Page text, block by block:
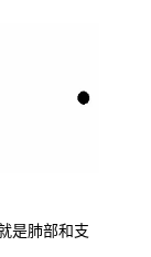
是肺部和支